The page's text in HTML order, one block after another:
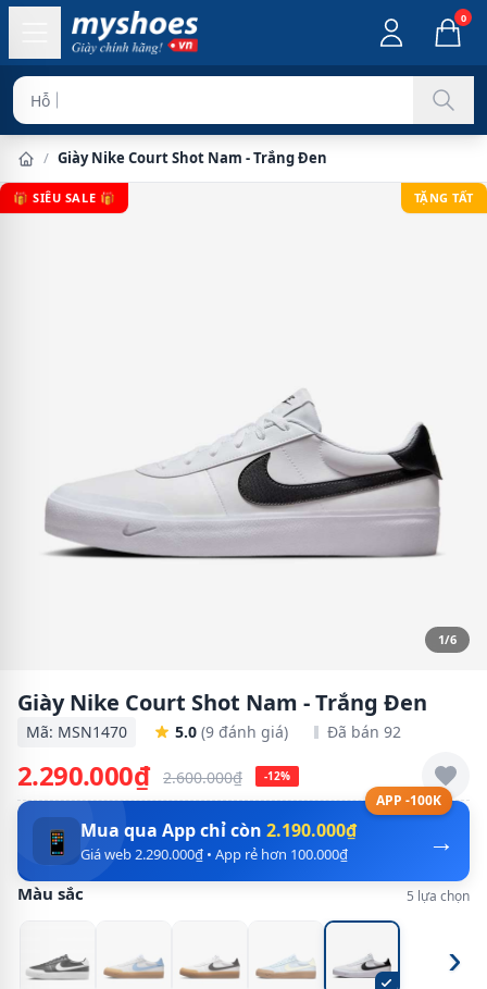
0
Hỗ trợ đổi hàn
/ Giày Nike Court Shot Nam - Trắng Đen
🎁 SIÊU SALE 🎁 TẶNG TẤT
1/6
Giày Nike Court Shot Nam - Trắng Đen
Mã: MSN1470 5.0 (9 đánh giá) Đã bán 92
2.290.000₫ 2.600.000₫ -12%
APP -100K
→
📱 Mua qua App chỉ còn 2.190.000₫
Giá web 2.290.000₫ • App rẻ hơn 100.000₫
Màu sắc 5 lựa chọn
›